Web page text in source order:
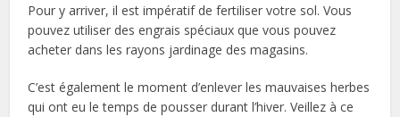
Pour y arriver, il est impératif de fertiliser votre sol. Vous
pouvez utiliser des engrais spéciaux que vous pouvez
acheter dans les rayons jardinage des magasins.
C’est également le moment d’enlever les mauvaises herbes
qui ont eu le temps de pousser durant l’hiver. Veillez à ce